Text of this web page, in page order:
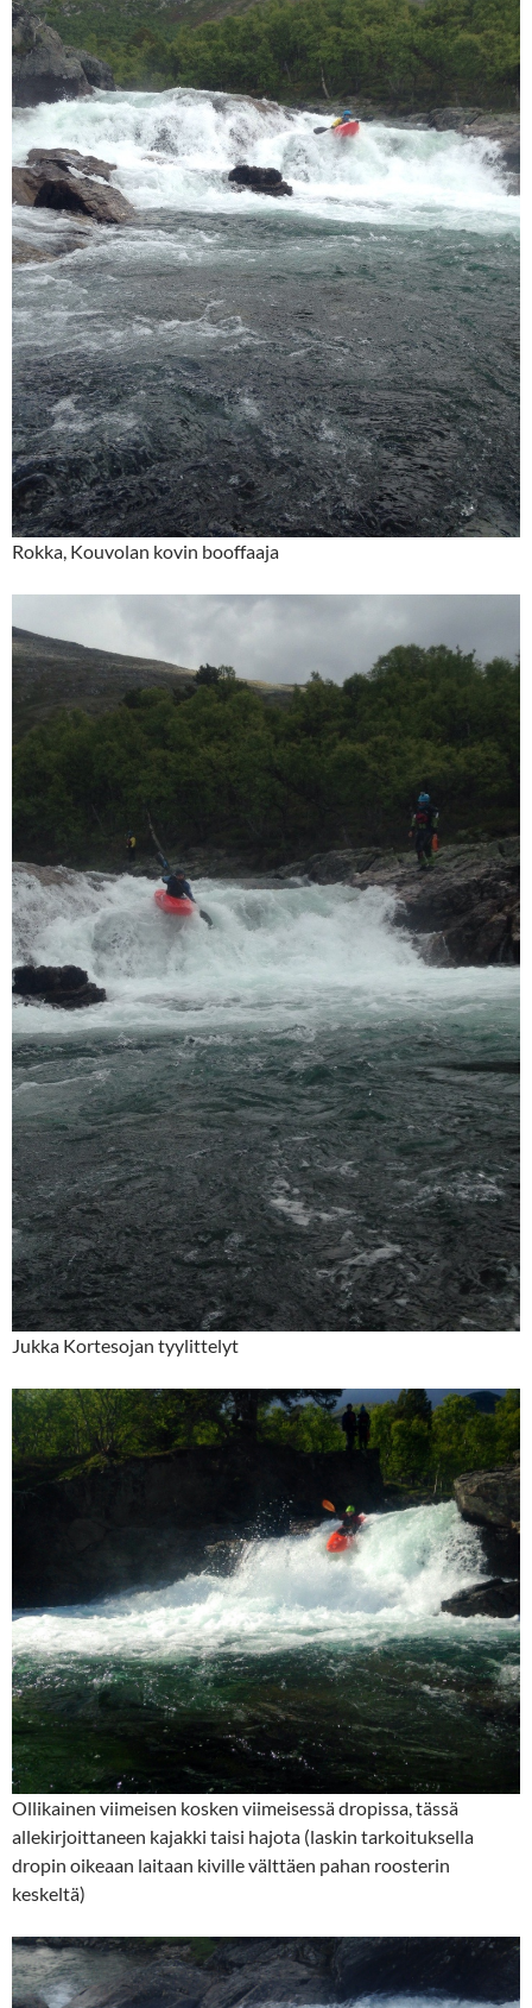
Rokka, Kouvolan kovin booffaaja
Jukka Kortesojan tyylittelyt
Ollikainen viimeisen kosken viimeisessä dropissa, tässä
allekirjoittaneen kajakki taisi hajota (laskin tarkoituksella
dropin oikeaan laitaan kiville välttäen pahan roosterin
keskeltä)